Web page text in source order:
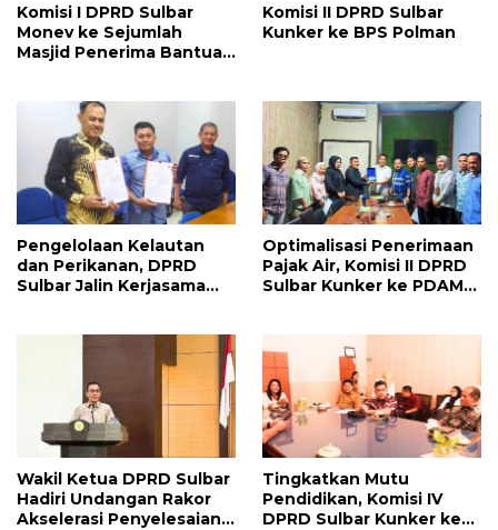
Komisi I DPRD Sulbar
Monev ke Sejumlah
Masjid Penerima Bantuan
Komisi II DPRD Sulbar
Kunker ke BPS Polman
Pengelolaan Kelautan
dan Perikanan, DPRD
Sulbar Jalin Kerjasama
Optimalisasi Penerimaan
Pajak Air, Komisi II DPRD
Sulbar Kunker ke PDAM
Wakil Ketua DPRD Sulbar
Hadiri Undangan Rakor
Akselerasi Penyelesaian
Tingkatkan Mutu
Pendidikan, Komisi IV
DPRD Sulbar Kunker ke